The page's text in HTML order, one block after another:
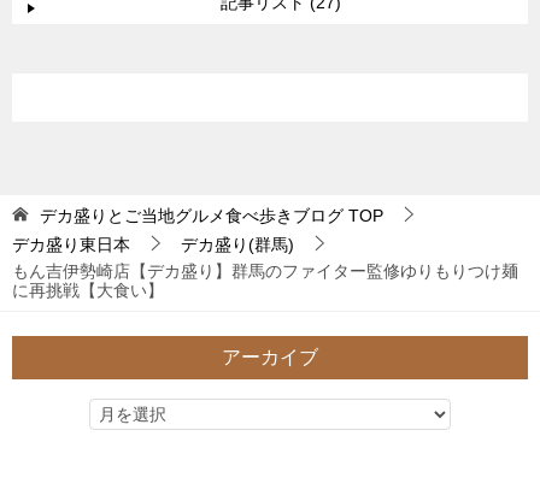
デカ盛りとご当地グルメ食べ歩きブログ TOP
デカ盛り東日本
デカ盛り(群馬)
もん吉伊勢崎店【デカ盛り】群馬のファイター監修ゆりもりつけ麺
に再挑戦【大食い】
アーカイブ